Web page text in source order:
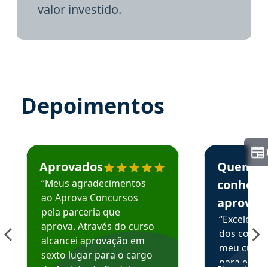
valor investido.
Depoimentos
Estudante José recomenda o Aprova Concursos em
Aprovados
“Meus agradecimentos
ao Aprova Concursos
pela parceria que
aprova. Através do curso
alcancei aprovação em
sexto lugar para o cargo
Estudante
Quem
aprova
dos
meu
para